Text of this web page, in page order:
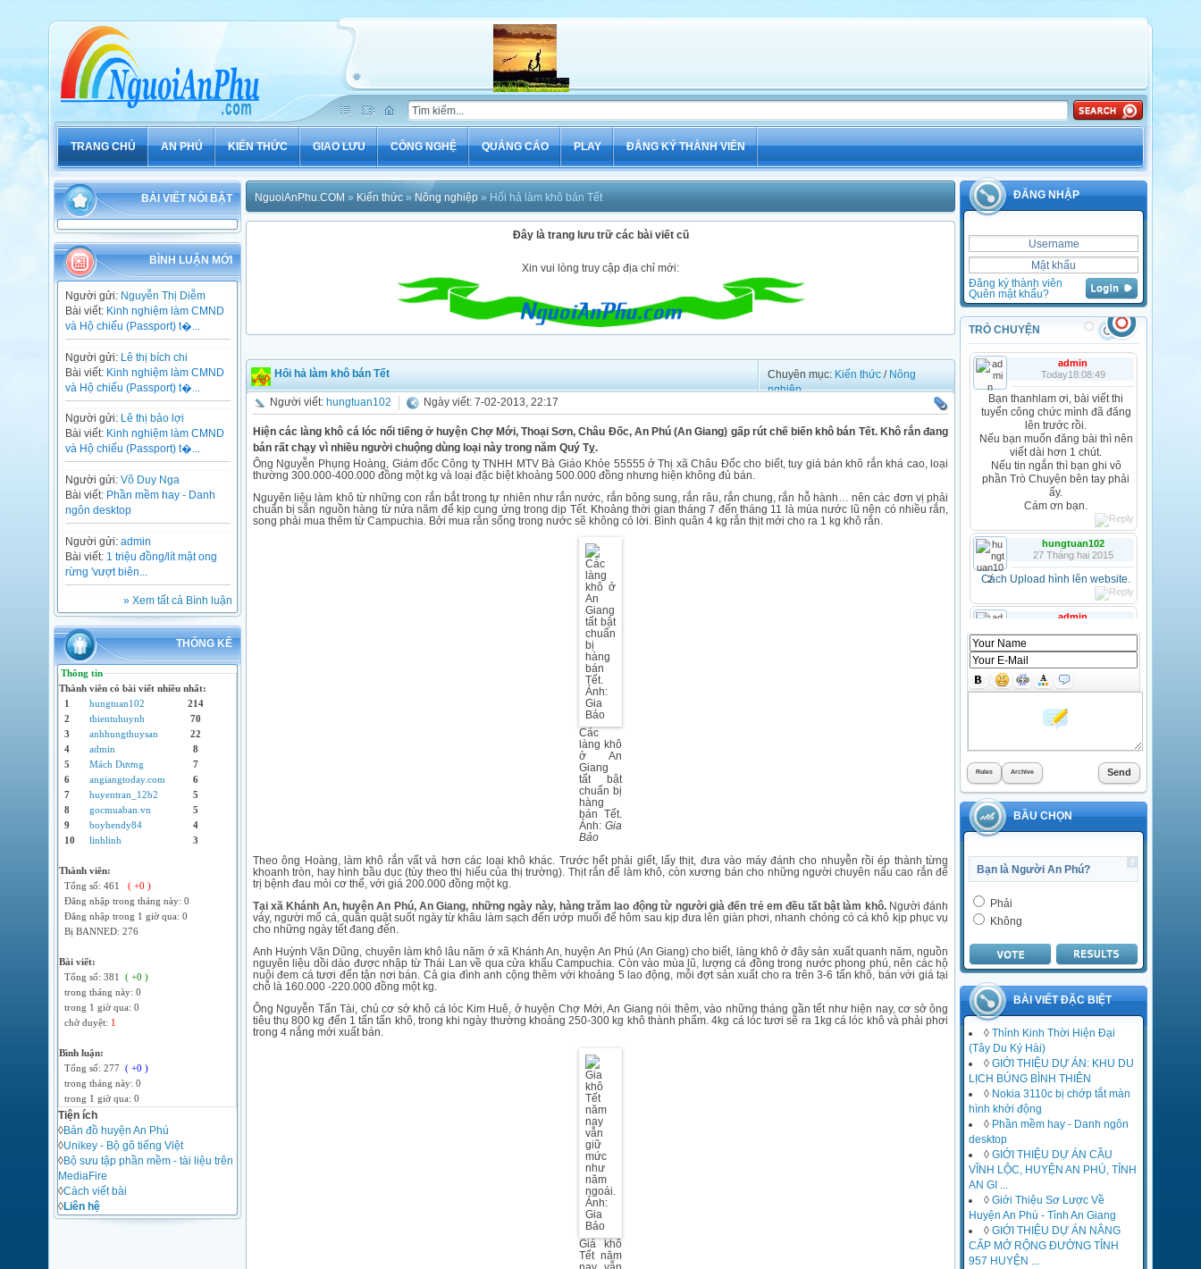
TRANG CHỦ AN PHÚ KIẾN THỨC GIAO LƯU CÔNG NGHỆ QUẢNG CÁO PLAY ĐĂNG KÝ THÀNH VIÊN
BÀI VIẾT NỔI BẬT
BÌNH LUẬN MỚI
Người gửi: Nguyễn Thị Diễm
Bài viết: Kinh nghiệm làm CMND
và Hộ chiếu (Passport) t�...
Người gửi: Lê thị bích chi
Bài viết: Kinh nghiệm làm CMND
và Hộ chiếu (Passport) t�...
Người gửi:
Lê thị bảo lợi
Bài viết: Kinh nghiệm làm CMND
và Hộ chiếu (Passport) t�...
Người gửi: Võ Duy Nga
Bài viết: Phần mềm hay - Danh
ngôn desktop
Người gửi: admin
Bài viết: 1 triệu đồng/lít mật ong
rừng 'vượt biên...
» Xem tất cả Bình luận
THỐNG KÊ
Thông tin
Thành viên có bài viết nhiều nhất:
1
hungtuan102
214
2
thientuhuynh
70
3
anhhungthuysan
22
4
admin
8
5
Mách Dương
7
6
angiangtoday.com
6
7
huyentran_12b2
5
8
gocmuaban.vn
5
9
boyhendy84
4
10
linhlinh 3
Thành viên:
Tổng số: 461 ( +0 )
Đăng nhập trong tháng này: 0
Đăng nhập trong 1 giờ qua: 0
Bị BANNED: 276
Bài viết:
Tổng số: 381 ( +0 )
trong tháng này: 0
trong 1 giờ qua: 0
chờ duyệt: 1
Bình luận:
Tổng số: 277 ( +0 )
trong tháng này: 0
trong 1 giờ qua: 0
Tiện ích
◊Bản đồ huyện An Phú
◊Unikey - Bộ gõ tiếng Việt
◊Bộ sưu tập phần mềm - tài liệu trên
MediaFire
◊Cách viết bài
◊Liên hệ
ĐĂNG NHẬP
Đăng ký thành viên
Quên mật khẩu?
TRÒ CHUYỆN
admin
Today18:08:49
Bạn thanhlam ơi, bài viết thi
tuyển công chức mình đã đăng
lên trước rồi.
Nếu bạn muốn đăng bài thì nên
viết dài hơn 1 chút.
Nếu tin ngắn thì bạn ghi vô
phần Trò Chuyện bên tay phải
ấy.
Cám ơn bạn.
hungtuan102
27 Tháng hai 2015
Cách Upload hình lên website.
admin
anhhungthuysan
CHÚC AE VÀ BÀ CON MỘT
HJHJHJJHJ
admin
1 Tháng mười hai 2014
Thử cái link đó đi bạn.
admin
1 Tháng mười hai 2014
http://www.mediafire.com/downl
/o2kiux9iqrbhmt2/giainen.zip
Trần Hương
30 Tháng mười một 2014
có b nào chỉ cho mình cách tải
phần mềm spss với
BẦU CHỌN
Bạn là Người An Phú?
Phải
Không
BÀI VIẾT ĐẶC BIỆT
◊ Thỉnh Kinh Thời Hiện Đại
(Tây Du Ký Hài)
◊ GIỚI THIỆU DỰ ÁN: KHU DU
LỊCH BÚNG BÌNH THIÊN
◊ Nokia 3110c bị chớp tắt màn
hình khởi động
◊ Phần mềm hay - Danh ngôn
desktop
◊ GIỚI THIỆU DỰ ÁN CẦU
VĨNH LỘC, HUYỆN AN PHÚ, TỈNH
AN GI ...
◊ Giới Thiệu Sơ Lược Về
Huyện An Phú - Tỉnh An Giang
◊ GIỚI THIỆU DỰ ÁN NÂNG
CẤP MỞ RỘNG ĐƯỜNG TỈNH
957 HUYỆN ...
NguoiAnPhu.COM » Kiến thức» Nông nghiệp» Hối hả làm khô bán Tết
Đây là trang lưu trữ các bài viết cũ
Xin vui lòng truy cập địa chỉ mới:
Chuyên mục: Kiến thức / Nông
nghiệp
Hối hả làm khô bán Tết
Người viết: hungtuan102 Ngày viết: 7-02-2013, 22:17
Hiện các làng khô cá lóc nổi tiếng ở huyện Chợ Mới, Thoại Sơn, Châu Đốc, An Phú (An Giang) gấp rút chế biến khô bán Tết. Khô rắn đang
bán rất chạy vì nhiều người chuộng dùng loại này trong năm Quý Tỵ.
Ông Nguyễn Phụng Hoàng, Giám đốc Công ty TNHH MTV Bà Giáo Khỏe 55555 ở Thị xã Châu Đốc cho biết, tuy giá bán khô rắn khá cao, loại
thường 300.000-400.000 đồng một kg và loại đặc biệt khoảng 500.000 đồng nhưng hiện không đủ bán.
Nguyên liệu làm khô từ những con rắn bắt trong tự nhiên như rắn nước, rắn bông sung, rắn râu, rắn chung, rắn hỗ hành… nên các đơn vị phải
chuẩn bị sẵn nguồn hàng từ nửa năm để kịp cung ứng trong dịp Tết. Khoảng thời gian tháng 7 đến tháng 11 là mùa nước lũ nên có nhiều rắn,
song phải mua thêm từ Campuchia. Bởi mua rắn sống trong nước sẽ không có lời. Bình quân 4 kg rắn thịt mới cho ra 1 kg khô rắn.
Các
làng khô
ở An
Giang
tất bật
chuẩn bị
hàng
bán Tết.
Ảnh: Gia
Bảo
Theo ông Hoàng, làm khô rắn vất vả hơn các loại khô khác. Trước hết phải giết, lấy thịt, đưa vào máy đánh cho nhuyễn rồi ép thành từng
khoanh tròn, hay hình bầu dục (tùy theo thị hiếu của thị trường). Thịt rắn để làm khô, còn xương bán cho những người chuyên nấu cao rắn để
trị bệnh đau mỏi cơ thể, với giá 200.000 đồng một kg.
Tại xã Khánh An, huyện An Phú, An Giang, những ngày này, hàng trăm lao động từ người già đến trẻ em đều tất bật làm khô.Người đánh
vảy, người mổ cá, quần quật suốt ngày từ khâu làm sạch đến ướp muối để hôm sau kịp đưa lên giàn phơi, nhanh chóng có cá khô kịp phục vụ
cho những ngày tết đang đến.
Anh Huỳnh Văn Dũng, chuyên làm khô lâu năm ở xã Khánh An, huyện An Phú (An Giang) cho biết, làng khô ở đây sản xuất quanh năm, nguồn
nguyên liệu dồi dào được nhập từ Thái Lan về qua cửa khẩu Campuchia. Còn vào mùa lũ, lượng cá đồng trong nước phong phú, nên các hộ
nuôi đem cá tươi đến tận nơi bán. Cả gia đình anh cộng thêm với khoảng 5 lao động, mỗi đợt sản xuất cho ra trên 3-6 tấn khô, bán với giá tại
chỗ là 160.000 -220.000 đồng một kg.
Ông Nguyễn Tấn Tài, chủ cơ sở khô cá lóc Kim Huê, ở huyện Chợ Mới, An Giang nói thêm, vào những tháng gần tết như hiện nay, cơ sở ông
tiêu thụ 800 kg đến 1 tấn tấn khô, trong khi ngày thường khoảng 250-300 kg khô thành phẩm. 4kg cá lóc tươi sẽ ra 1kg cá lóc khô và phải phơi
trong 4 nắng mới xuất bán.
Giá khô
Tết năm